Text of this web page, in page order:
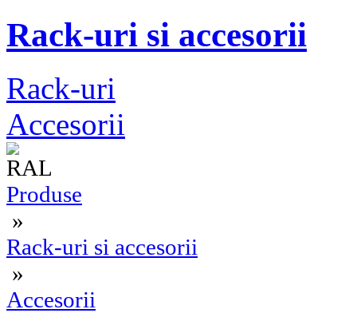
Rack-uri si accesorii
Rack-uri
Accesorii
Produse
»
Rack-uri si accesorii
»
Accesorii